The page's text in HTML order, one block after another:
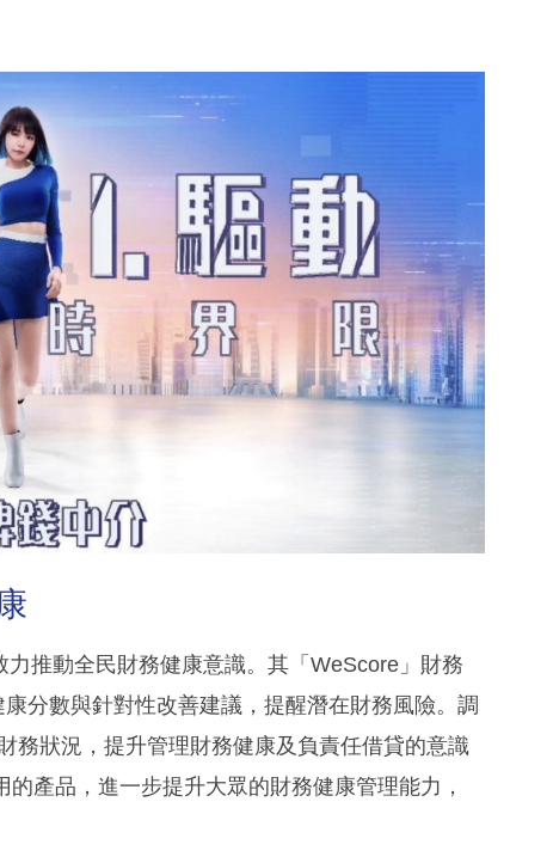
推動全民財務健康意識。其「WeScore」財務
分數與針對性改善建議，提醒潛在財務風險。調
務狀況，提升管理財務健康及負責任借貸的意識
產品，進一步提升大眾的財務健康管理能力，